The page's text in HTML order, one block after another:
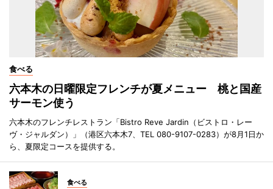
食べる
六本木の日曜限定フレンチが夏メニュー 桃と国産
サーモン使う
六本木のフレンチレストラン「Bistro Reve Jardin（ビストロ・レー
ヴ・ジャルダン）」（港区六本木7、TEL 080-9107-0283）が8月1日か
ら、夏限定コースを提供する。
食べる